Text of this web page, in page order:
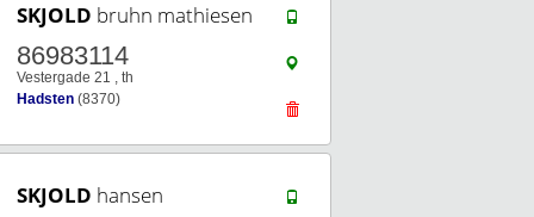
SKJOLD bruhn mathiesen
86983114
Vestergade 21 , th
Hadsten (8370)
SKJOLD hansen